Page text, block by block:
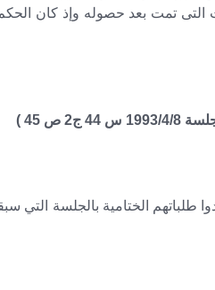
التى تمت بعد حصوله وإذ كان
الختامية بالجلسة التي